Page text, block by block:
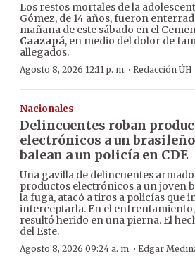
Los restos mortales de la
Gómez, de 14 años, fueron
mañana de este sábado en el
Caazapá, en medio del dolor de
allegados.
Agosto 8, 2026 12:11 p. m. · Redacción ÚH
Nacionales
Delincuentes roban
electrónicos a un
balean a un policía en CDE
Una gavilla de delincuentes
productos electrónicos a un joven
la fuga, atacó a tiros a policías que
interceptarla. En el
resultó herido en una pierna. El
del Este.
Agosto 8, 2026 09:24 a. m. · Edgar